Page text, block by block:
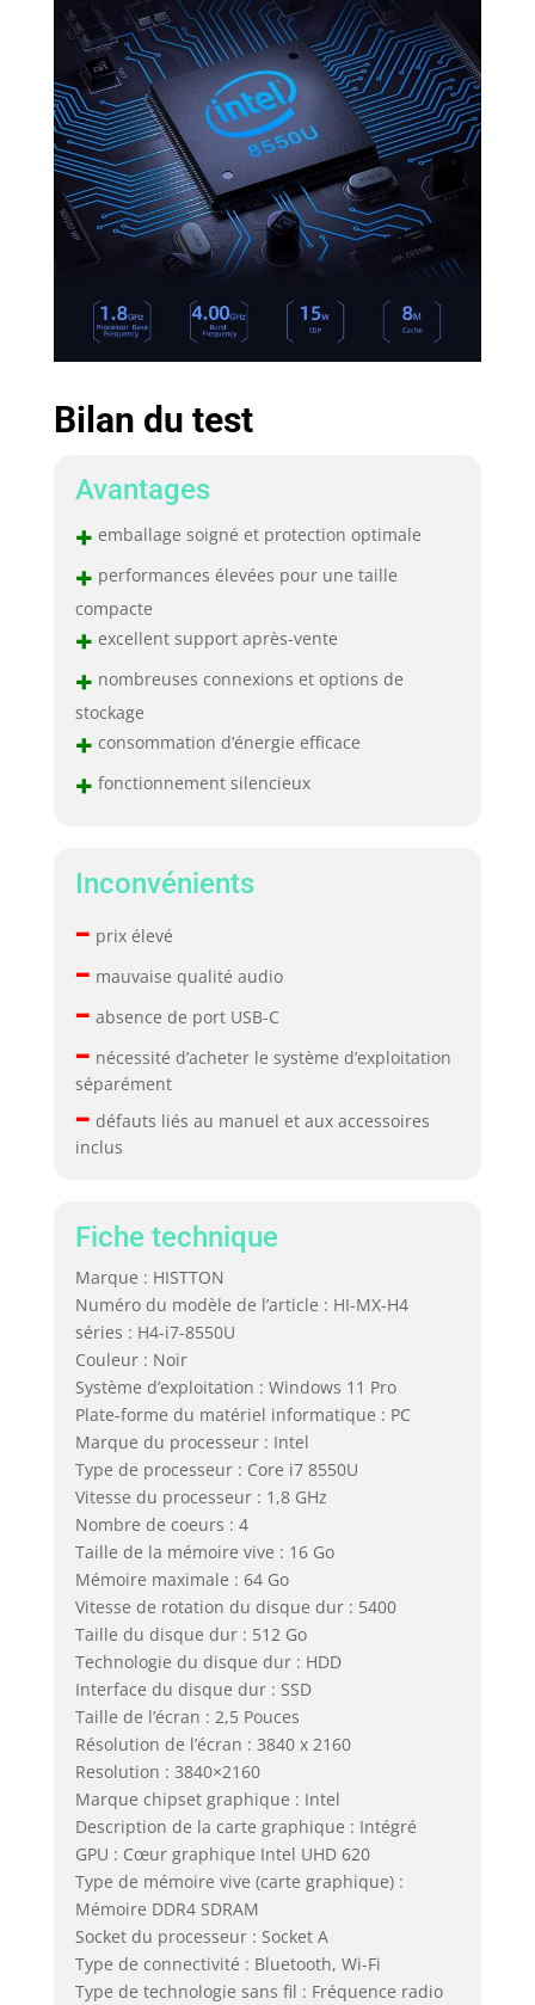
Bilan du test
Avantages
+ emballage soigné et protection optimale
+ performances élevées pour une taille
compacte
+ excellent support après-vente
+ nombreuses connexions et options de
stockage
+ consommation d’énergie efficace
+ fonctionnement silencieux
Inconvénients
– prix élevé
– mauvaise qualité audio
– absence de port USB-C
– nécessité d’acheter le système d’exploitation
séparément
– défauts liés au manuel et aux accessoires
inclus
Fiche technique
Marque : HISTTON
Numéro du modèle de l’article : HI-MX-H4
séries : H4-i7-8550U
Couleur : Noir
Système d’exploitation : Windows 11 Pro
Plate-forme du matériel informatique : PC
Marque du processeur : Intel
Type de processeur : Core i7 8550U
Vitesse du processeur : 1,8 GHz
Nombre de coeurs : 4
Taille de la mémoire vive : 16 Go
Mémoire maximale : 64 Go
Vitesse de rotation du disque dur : 5400
Taille du disque dur : 512 Go
Technologie du disque dur : HDD
Interface du disque dur : SSD
Taille de l’écran : 2,5 Pouces
Résolution de l’écran : 3840 x 2160
Resolution : 3840×2160
Marque chipset graphique : Intel
Description de la carte graphique : Intégré
GPU : Cœur graphique Intel UHD 620
Type de mémoire vive (carte graphique) :
Mémoire DDR4 SDRAM
Socket du processeur : Socket A
Type de connectivité : Bluetooth, Wi-Fi
Type de technologie sans fil : Fréquence radio